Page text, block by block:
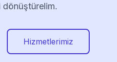
dönüştürelim.
Hizmetlerimiz